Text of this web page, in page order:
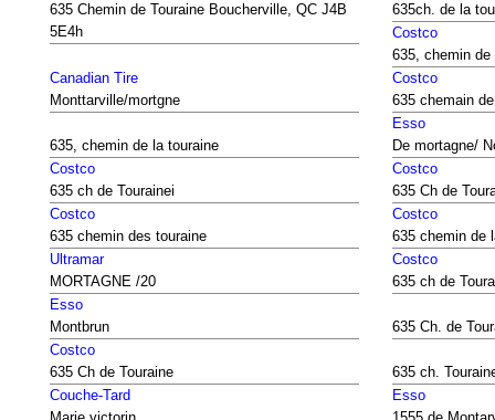
635 Chemin de Touraine Boucherville, QC J4B
5E4h
635ch. de la
Costco
635, chemin de
Canadian Tire
Monttarville/mortgne
Costco
635 chemain
635, chemin de la touraine
Esso
De mortagne/
Costco
635 ch de Tourainei
Costco
635 Ch de
Costco
635 chemin des touraine
Costco
635 chemin de
Ultramar
MORTAGNE /20
Costco
635 ch de
Esso
Montbrun
635 Ch. de
Costco
635 Ch de Touraine
635 ch.
Couche-Tard
Esso